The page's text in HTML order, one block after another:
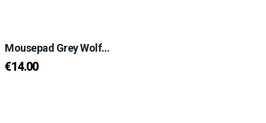
Mousepad Grey Wolf…
€14.00